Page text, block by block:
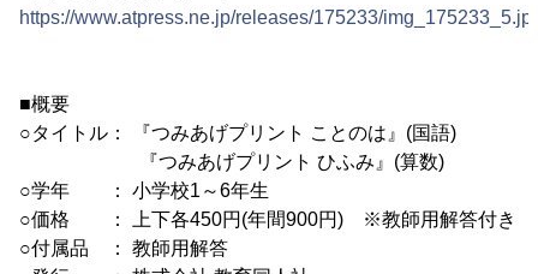
https://www.atpress.ne.jp/releases/175233/
■概要
○タイトル： 『つみあげプリント ことのは』(国語)
『つみあげプリント ひふみ』(算数)
○学年 ： 小学校1～6年生
○価格 ： 上下各450円(年間900円) ※教師用解答付き
○付属品 ： 教師用解答